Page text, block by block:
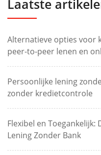
Laatste
Alternatieve opties voor
peer-to-peer lenen en
Persoonlijke lening
zonder kredietcontrole
Flexibel en Toegankelijk:
Lening Zonder Bank